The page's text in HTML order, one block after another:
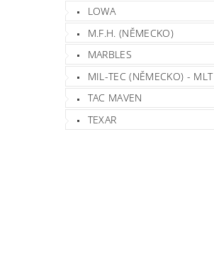
LOWA
M.F.H. (NĚMECKO)
MARBLES
MIL-TEC (NĚMECKO) - MLT
TAC MAVEN
TEXAR